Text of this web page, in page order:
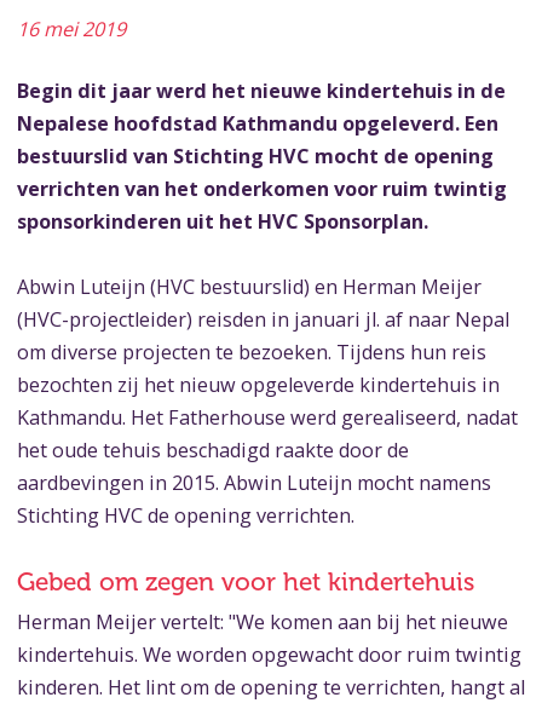
16 mei 2019
Begin dit jaar werd het nieuwe kindertehuis in de
Nepalese hoofdstad Kathmandu opgeleverd. Een
bestuurslid van Stichting HVC mocht de opening
verrichten van het onderkomen voor ruim twintig
sponsorkinderen uit het HVC Sponsorplan.
Abwin Luteijn (HVC bestuurslid) en Herman Meijer
(HVC-projectleider) reisden in januari jl. af naar Nepal
om diverse projecten te bezoeken. Tijdens hun reis
bezochten zij het nieuw opgeleverde kindertehuis in
Kathmandu. Het Fatherhouse werd gerealiseerd, nadat
het oude tehuis beschadigd raakte door de
aardbevingen in 2015. Abwin Luteijn mocht namens
Stichting HVC de opening verrichten.
Gebed om zegen voor het kindertehuis
Herman Meijer vertelt: "We komen aan bij het nieuwe
kindertehuis. We worden opgewacht door ruim twintig
kinderen. Het lint om de opening te verrichten, hangt al